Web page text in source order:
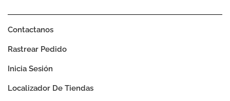
Contactanos
Rastrear Pedido
Inicia Sesión
Localizador De Tiendas